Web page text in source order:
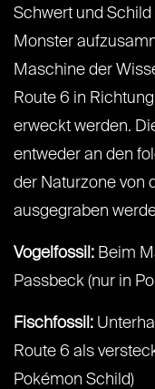
Schwert und
Monster
Maschine der
Route 6 in
erweckt werden.
entweder an den
der Naturzone von
ausgegraben
Vogelfossil: Beim
Passbeck (nur in
Fischfossil:
Route 6 als
Pokémon Schild)